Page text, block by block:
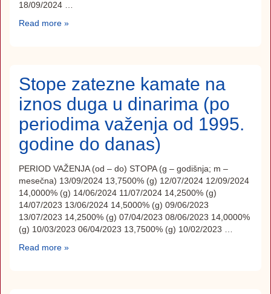
18/09/2024 …
Read more »
Stope zatezne kamate na
iznos duga u dinarima (po
periodima važenja od 1995.
godine do danas)
PERIOD VAŽENJA (od – do) STOPA (g – godišnja; m –
mesečna) 13/09/2024 13,7500% (g) 12/07/2024 12/09/2024
14,0000% (g) 14/06/2024 11/07/2024 14,2500% (g)
14/07/2023 13/06/2024 14,5000% (g) 09/06/2023
13/07/2023 14,2500% (g) 07/04/2023 08/06/2023 14,0000%
(g) 10/03/2023 06/04/2023 13,7500% (g) 10/02/2023 …
Read more »